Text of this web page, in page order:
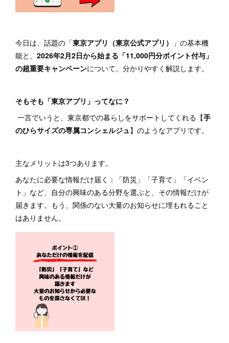
今日は、話題の「東京アプリ（東京公式アプリ）
」の基本機
能と、 2026年2月2日から始まる「11,000円分ポイント付与」
の超重要キャンペーンについて、分かりやすく解説します。
そもそも「東京アプリ」ってなに？
一言でいうと、東京都での暮らしをサポートしてくれる【手
のひらサイズの専属コンシェルジュ】のようなアプリです。
主なメリットは3つあります。
あなたに必要な情報だけ届く：「防災」「子育て」「イベン
ト」など、自分の興味のある分野を選ぶと、その情報だけが
届きます。もう、関係のない大量のお知らせに埋もれること
はありません。